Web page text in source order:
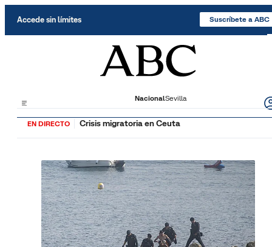
Accede sin límites Suscríbete a ABC
NacionalSevilla
EN DIRECTO Crisis migratoria en Ceuta